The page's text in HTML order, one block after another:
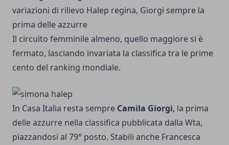
variazioni di rilievo Halep regina, Giorgi sempre la
prima delle azzurre
Il circuito femminile almeno, quello maggiore si è
fermato, lasciando invariata la classifica tra le prime
cento del ranking mondiale.
In Casa Italia resta sempre Camila Giorgi, la prima
delle azzurre nella classifica pubblicata dalla Wta,
piazzandosi al 79° posto. Stabili anche Francesca